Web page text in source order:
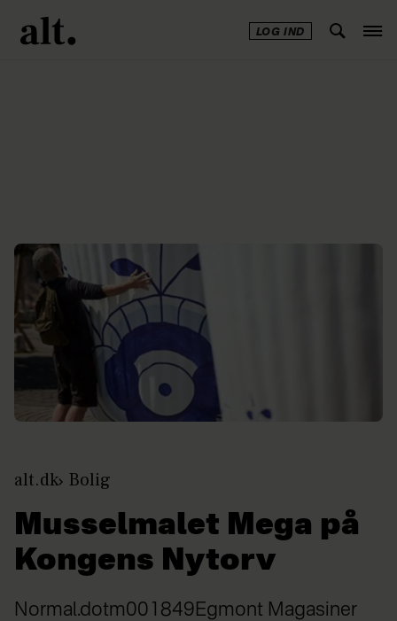
LOG IND
alt.dk Bolig
Musselmalet Mega på
Kongens Nytorv
Normal.dotm001849Egmont Magasiner